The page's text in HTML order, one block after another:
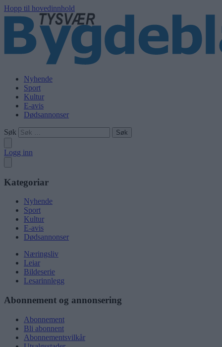
Hopp til hovedinnhold
Nyhende
Sport
Kultur
E-avis
Dødsannonser
Søk
Logg inn
Kategoriar
Nyhende
Sport
Kultur
E-avis
Dødsannonser
Næringsliv
Leiar
Bildeserie
Lesarinnlegg
Abonnement og annonsering
Abonnement
Bli abonnent
Abonnementsvilkår